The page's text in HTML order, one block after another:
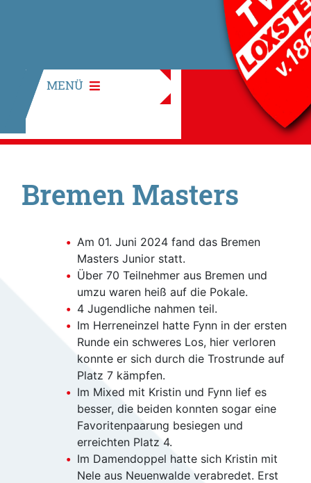
MENÜ
Bremen Masters
Am 01. Juni 2024 fand das Bremen
Masters Junior statt.
Über 70 Teilnehmer aus Bremen und
umzu waren heiß auf die Pokale.
4 Jugendliche nahmen teil.
Im Herreneinzel hatte Fynn in der ersten
Runde ein schweres Los, hier verloren
konnte er sich durch die Trostrunde auf
Platz 7 kämpfen.
Im Mixed mit Kristin und Fynn lief es
besser, die beiden konnten sogar eine
Favoritenpaarung besiegen und
erreichten Platz 4.
Im Damendoppel hatte sich Kristin mit
Nele aus Neuenwalde verabredet. Erst